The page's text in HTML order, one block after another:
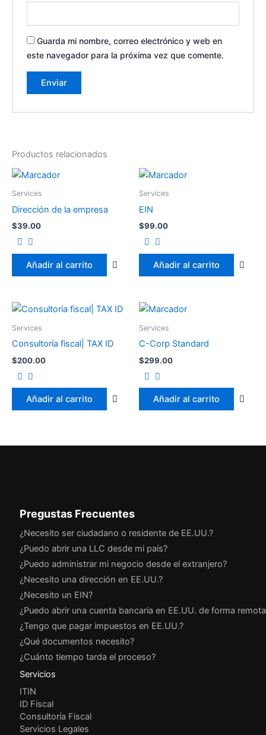
Guarda mi nombre, correo electrónico y web en
este navegador para la próxima vez que comente.
Productos relacionados
Services
Dirección de la empresa
$39.00
Añadir al carrito
Services
EIN
$99.00
Añadir al carrito
Services
Consultoría fiscal| TAX ID
$200.00
Añadir al carrito
Services
C-Corp Standard
$299.00
Añadir al carrito
Pregustas Frecuentes
¿Necesito ser ciudadano o residente de EE.UU.?
¿Puedo abrir una LLC desde mi país?
¿Puedo administrar mi negocio desde el extranjero?
¿Necesito una dirección en EE.UU.?
¿Necesito un EIN?
¿Puedo abrir una cuenta bancaria en EE.UU. de forma
¿Tengo que pagar impuestos en EE.UU.?
¿Qué documentos necesito?
¿Cuánto tiempo tarda el proceso?
Servicios
ITIN
ID Fiscal
Consultoría Fiscal
Servicios Legales